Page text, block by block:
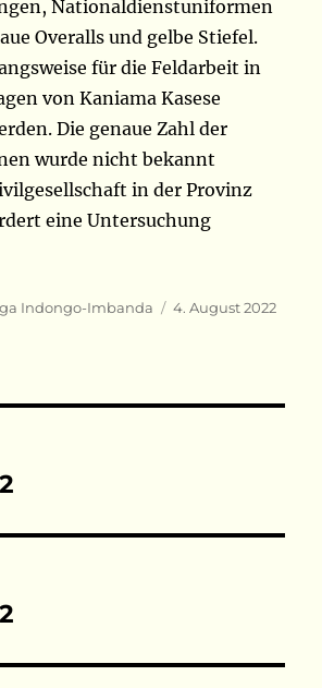
Nationaldienstuniformen
Overalls und gelbe Stiefel.
für die Feldarbeit in
von Kaniama Kasese
Die genaue Zahl der
wurde nicht bekannt
in der Provinz
eine Untersuchung
Indongo-Imbanda
Veröffentlicht
4. August 2022